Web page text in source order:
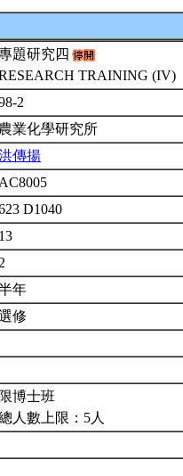
題研究四
TRAINING (IV)
2
農業化學研究所
傳揚
AC8005
D1040
13
2
年
修
限博士班
人數上限：5人